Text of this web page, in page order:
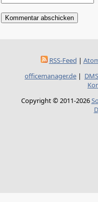
RSS-Feed |
officemanager.de | DMS
Copyright © 2011-2026